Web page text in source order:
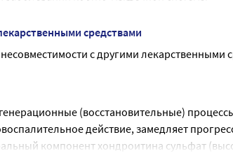
средствами
с другими лекарственными
(восстановительные)
действие, замедляет
компонент хондроитина сульфат